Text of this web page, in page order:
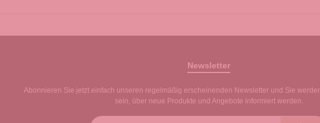
Newsletter
Abonnieren Sie jetzt einfach unseren regelmäßig erscheinenden Newsletter und Sie
sein, über neue Produkte und Angebote informiert werden.